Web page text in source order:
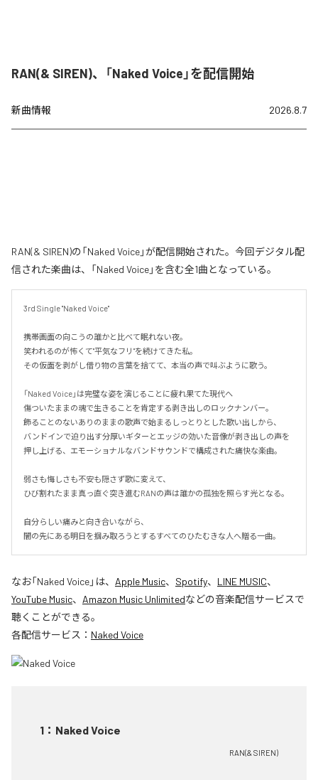
RAN(& SIREN)、「Naked Voice」を配信開始
新曲情報 2026.8.7
RAN(& SIREN)の「Naked Voice」が配信開始された。今回デジタル配
信された楽曲は、「Naked Voice」を含む全1曲となっている。
3rd Single "Naked Voice"
携帯画面の向こうの誰かと比べて眠れない夜。
笑われるのが怖くて"平気なフリ"を続けてきた私。
その仮面を剥がし借り物の言葉を捨てて、本当の声で叫ぶように歌う。
「Naked Voice」は完璧な姿を演じることに疲れ果てた現代へ
傷ついたままの魂で生きることを肯定する剥き出しのロックナンバー。
飾ることのないありのままの歌声で始まるしっとりとした歌い出しから、
バンドインで迫り出す分厚いギターとエッジの効いた音像が剥き出しの声を
押し上げる、エモーショナルなバンドサウンドで構成された痛快な楽曲。
弱さも悔しさも不安も隠さず歌に変えて、
ひび割れたまま真っ直ぐ突き進むRANの声は誰かの孤独を照らす光となる。
自分らしい痛みと向き合いながら、
闇の先にある明日を掴み取ろうとするすべてのひたむきな人へ贈る一曲。
なお「Naked Voice」は、 Apple Music、 Spotify、 LINE MUSIC、
YouTube Music、 Amazon Music Unlimitedなどの音楽配信サービスで
聴くことができる。
各配信サービス： Naked Voice
1 ： Naked Voice
RAN(& SIREN)